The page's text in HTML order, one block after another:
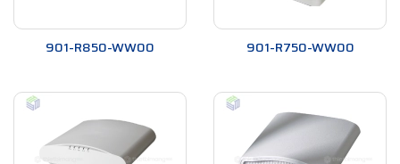
dựng mạng không dây, giúp tăng cường độ phủ sóng và độ ổn
định của mạng. Điểm đặc biệt của công nghệ này là khả năng
tự động tạo ra các điểm truy cập không dây (AP) để mở rộng
Lợi ích của công nghệ SmartMesh
Công nghệ SmartMesh mang lại những lợi ích đáng kể cho
mạng không dây:
901-R850-WW00 901-R750-WW00